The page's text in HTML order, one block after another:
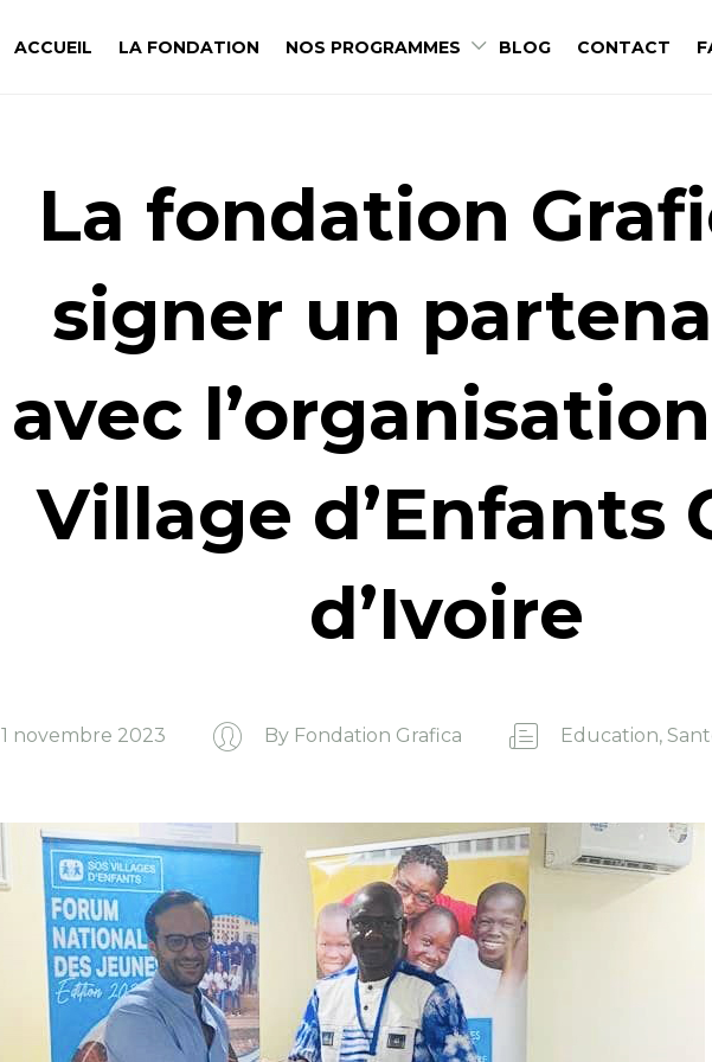
ACCUEIL LA FONDATION NOS PROGRAMMES BLOG CONTACT
La fondation
signer un
avec
Village d’Enfants
d’Ivoire
1 novembre 2023 By Fondation Grafica Education,